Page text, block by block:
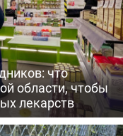
что
области, чтобы
лекарств